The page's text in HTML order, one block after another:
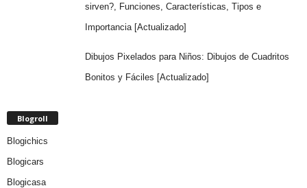
sirven?, Funciones, Características, Tipos e
Importancia [Actualizado]
Dibujos Pixelados para Niños: Dibujos de Cuadritos
Bonitos y Fáciles [Actualizado]
Blogroll
Blogichics
Blogicars
Blogicasa